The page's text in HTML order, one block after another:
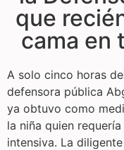
que
cama en
A solo cinco horas
defensora pública
ya obtuvo como
la niña quien
intensiva. La